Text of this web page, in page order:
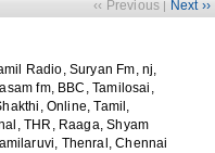
‹‹ Previous | Next ››
Radio, Suryan Fm, nj,
fm, BBC, Tamilosai,
Online, Tamil,
THR, Raaga, Shyam
Thenral, Chennai